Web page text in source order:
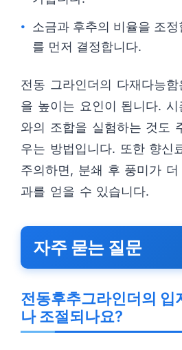
소금과 후추의 비율을 조
를 먼저 결정합니다.
전동 그라인더의 다재다능
을 높이는 요인이 됩니다.
와의 조합을 실험하는 것도
우는 방법입니다. 또한 향신
주의하면, 분쇄 후 풍미가
과를 얻을 수 있습니다.
자주 묻는 질문
전동후추그라인더의 입
나 조절되나요?